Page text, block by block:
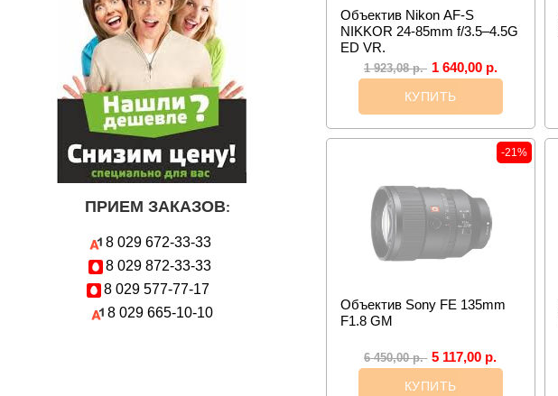
Объектив Nikon AF-S
NIKKOR 24-85mm f/3.5–4.5G
ED VR.
1 923,08р. 1 640,00 р.
КУПИТЬ
-21%
Объектив Sony FE 135mm
F1.8 GM
6 450,00р. 5 117,00 р.
КУПИТЬ
ПРИЕМ ЗАКАЗОВ:
8 029 672-33-33
8 029 872-33-33
8 029 577-77-17
8 029 665-10-10